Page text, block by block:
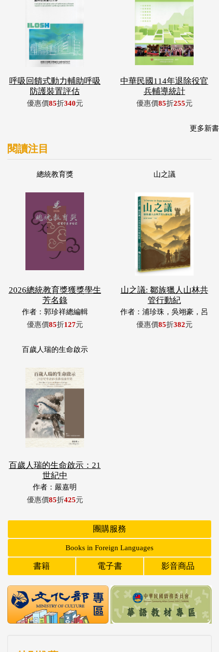
呼吸回饋式動力輔助呼吸
防護裝置評估
優惠價85折340元
中華民國114年退除役官
兵輔導統計
優惠價85折255元
更多新書
閱讀注目
總統教育獎
2026總統教育獎獲獎學生
芳名錄
作者：郭珍祥總編輯
優惠價85折127元
山之議
山之議: 鄒族獵人山林共
管行動紀
作者：浦珍珠，吳翊豪，呂
翊齊，張惠東，許玉青，王
優惠價85折382元
百歲人瑞的生命啟示
百歲人瑞的生命啟示：21
世紀中
作者：嚴嘉明
優惠價85折425元
團購服務
Books in Foreign Languages
書籍 電子書 影音商品